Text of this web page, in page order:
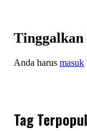
Anda harus masuk
Tag